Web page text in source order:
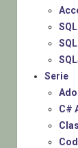
SQL
Serie
C#